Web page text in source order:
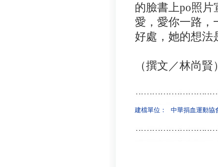
的臉書上po照片
愛，愛你一路，
好處，她的想法
（撰文／林尚賢
建檔單位： 中華捐血運動協